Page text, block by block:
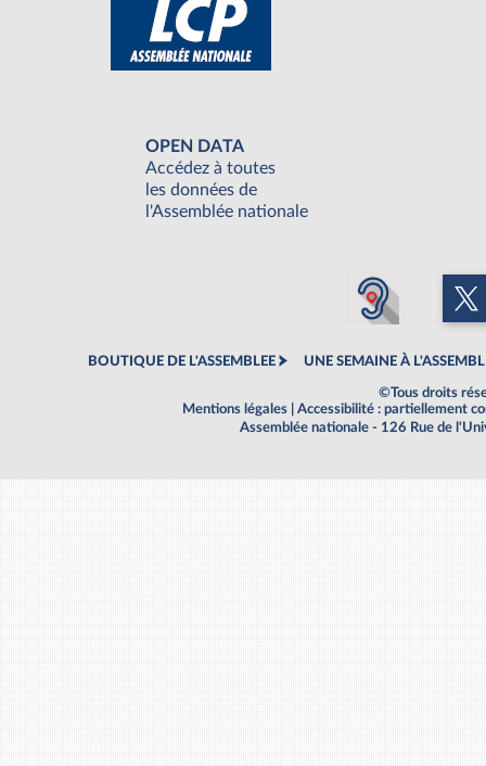
OPEN DATA
Accédez à toutes
les données de
l'Assemblée nationale
BOUTIQUE DE L'ASSEMBLEE UNE SEMAINE À
©Tous droits
Mentions légales
Accessibilité : partiellement
Assemblée nationale - 126 Rue de